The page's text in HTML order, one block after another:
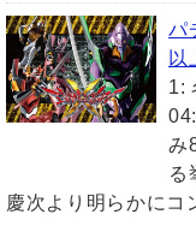
パ
以
1:
み
る
慶次より明らかに